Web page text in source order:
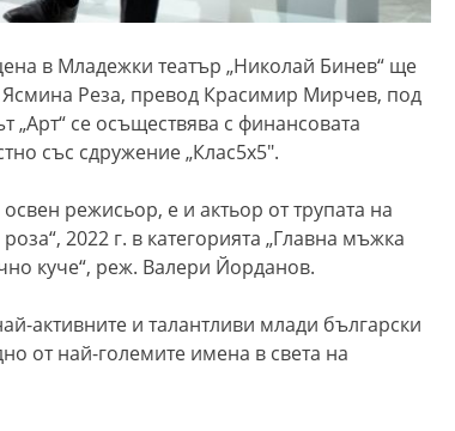
в Младежки театър „Николай Бинев“ ще
Ясмина Реза, превод Красимир Мирчев, под
„Арт“ се осъществява с финансовата
със сдружение „Клас5х5″.
режисьор, е и актьор от трупата на
2022 г. в категорията „Главна мъжка
куче“, реж. Валери Йорданов.
активните и талантливи млади български
от най-големите имена в света на